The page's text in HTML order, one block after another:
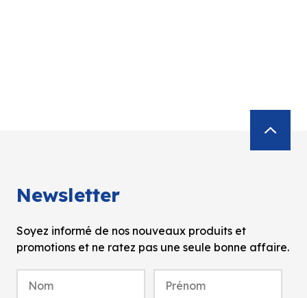
Newsletter
Soyez informé de nos nouveaux produits et
promotions et ne ratez pas une seule bonne affaire.